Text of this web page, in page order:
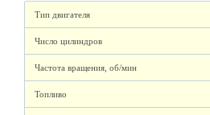
Тип двигателя
Число цилиндров
Частота вращения, об/мин
Топливо